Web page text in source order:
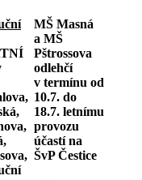
MŠ Masná
a MŠ
Pštrossova
odlehčí
v termínu od
10.7. do
18.7. letnímu
provozu
účastí na
ŠvP Čestice